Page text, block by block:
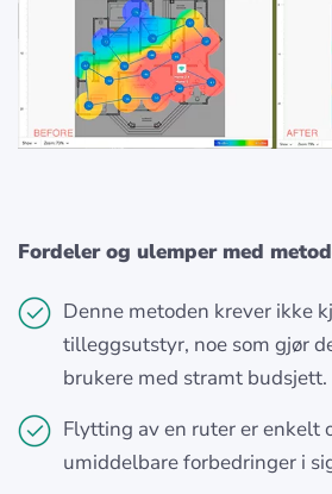
Fordeler og ulemper med
Denne metoden krever ikke
tilleggsutstyr, noe som gjør
brukere med stramt budsjett.
Flytting av en ruter er enkelt
umiddelbare forbedringer i